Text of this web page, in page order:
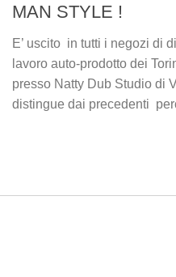
MAN STYLE !
E’ uscito in tutti i negozi di
lavoro auto-prodotto dei
presso Natty Dub Studio di
distingue dai precedenti